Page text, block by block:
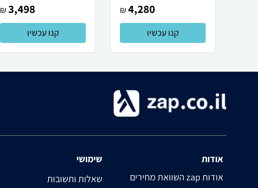
4,280
₪
קנו עכשיו
3,498
₪
קנו עכשיו
אודות
השוואת מחירים zap אודות
שימושי
שאלות ותשובות